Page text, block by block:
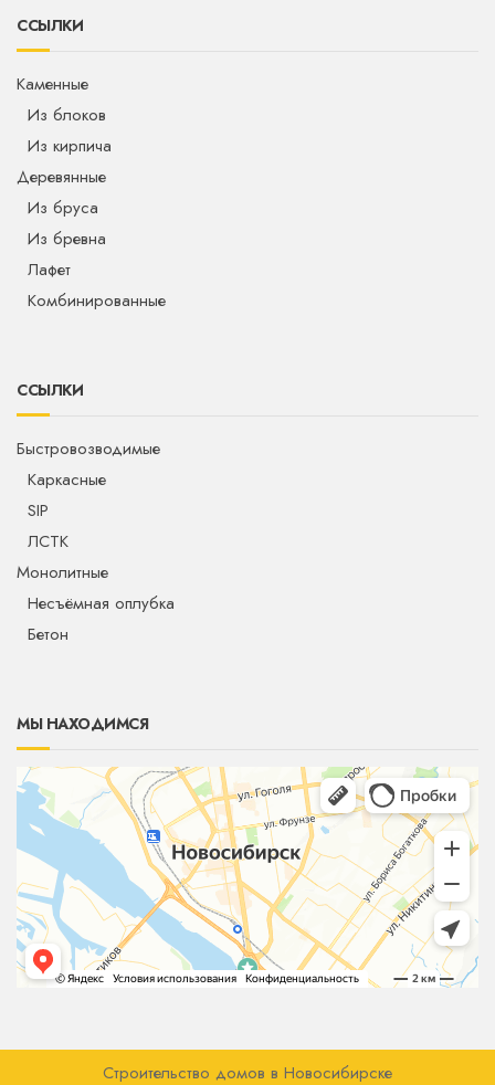
ССЫЛКИ
Каменные
Из блоков
Из кирпича
Деревянные
Из бруса
Из бревна
Лафет
Комбинированные
ССЫЛКИ
Быстровозводимые
Каркасные
SIP
ЛСТК
Монолитные
Несъёмная оплубка
Бетон
МЫ НАХОДИМСЯ
Строительство домов в Новосибирске